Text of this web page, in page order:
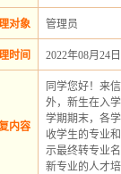
对象 管理员
时间 2022年08月24日
内容
同学您好！来
外，新生在入
学期期末，各
收学生的专业
示最终转专业
新专业的人才